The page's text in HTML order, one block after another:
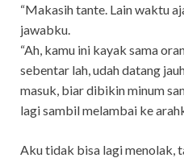
“Makasih tante. Lain waktu
jawabku.
“Ah, kamu ini kayak sama
sebentar lah, udah datang
masuk, biar dibikin minum
lagi sambil melambai ke
Aku tidak bisa lagi menolak,